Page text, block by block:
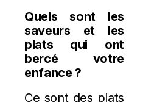
Quels sont les
saveurs et les
plats qui ont
bercé votre
enfance ?
Ce sont des plats